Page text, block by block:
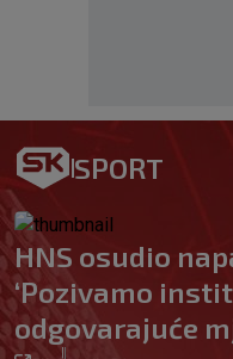
SPORT
HNS osudio
‘Pozivamo
odgovarajuće